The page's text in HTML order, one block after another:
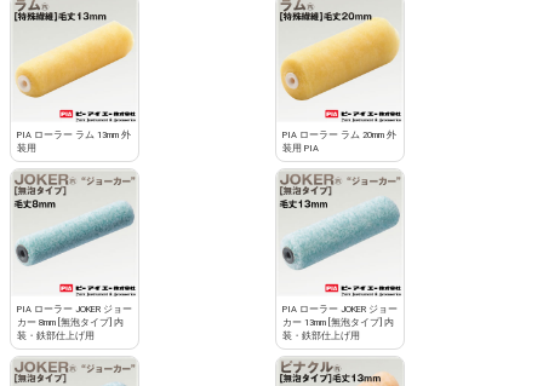
PIA ローラー ラム 13mm 外
装用
PIA ローラー ラム 20mm 外
装用 PIA
PIA ローラー JOKER ジョー
カー 8mm [無泡タイプ] 内
装・鉄部仕上げ用
PIA ローラー JOKER ジョー
カー 13mm [無泡タイプ] 内
装・鉄部仕上げ用